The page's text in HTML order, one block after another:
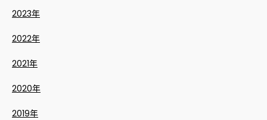
2023年
2022年
2021年
2020年
2019年